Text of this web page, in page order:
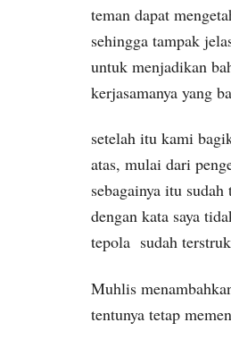
teman dapat
sehingga tampak
untuk menjadikan
kerjasamanya yang
setelah itu kami
atas, mulai dari
sebagainya itu
dengan kata saya
tepola sudah
Muhlis
tentunya tetap